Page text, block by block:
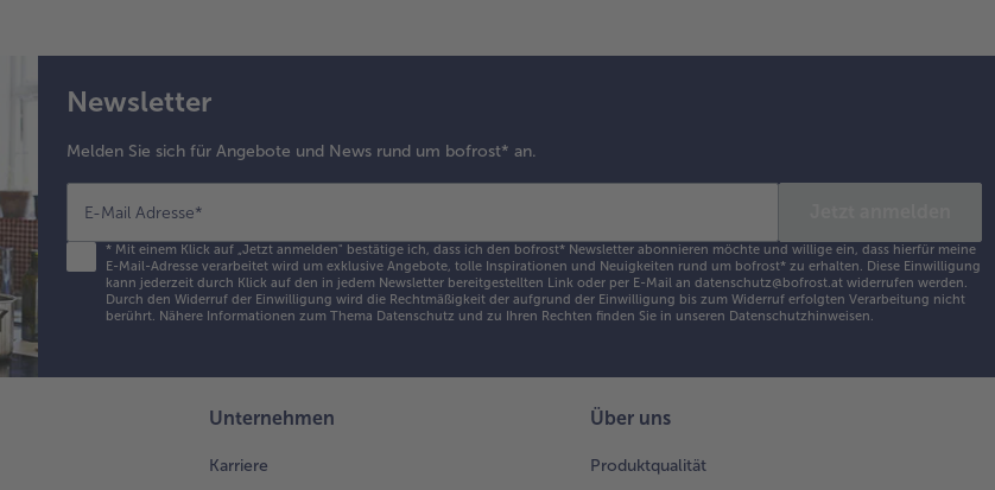
Newsletter
Melden Sie sich für Angebote und News rund um bofrost* an.
E-Mail Adresse*
*Mit einem Klick auf „Jetzt anmelden" bestätige ich, dass ich den bofrost* Newsletter abonnieren möchte und willige ein, dass hierfür meine
E-Mail-Adresse verarbeitet wird um exklusive Angebote, tolle Inspirationen und Neuigkeiten rund um bofrost* zu erhalten. Diese Einwilligung
kann jederzeit durch Klick auf den in jedem Newsletter bereitgestellten Link oder per E-Mail an datenschutz@bofrost.at widerrufen werden.
Durch den Widerruf der Einwilligung wird die Rechtmäßigkeit der aufgrund der Einwilligung bis zum Widerruf erfolgten Verarbeitung nicht
berührt. Nähere Informationen zum Thema Datenschutz und zu Ihren Rechten finden Sie in unseren Datenschutzhinweisen
Unternehmen
Karriere
Über uns
Produktqualität